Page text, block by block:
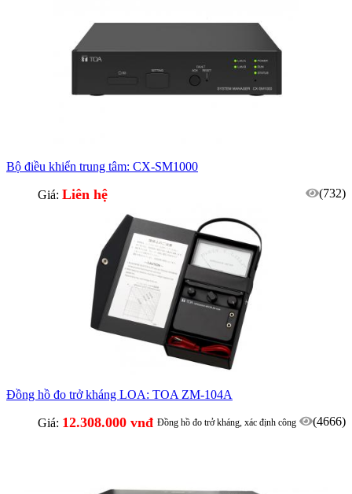
Bộ điều khiển trung tâm: CX-SM1000
Giá: Liên hệ (732)
Đồng hồ đo trở kháng LOA: TOA ZM-104A
Giá: 12.308.000 vnđ (4666)
Đồng hồ đo trở kháng, xác định công